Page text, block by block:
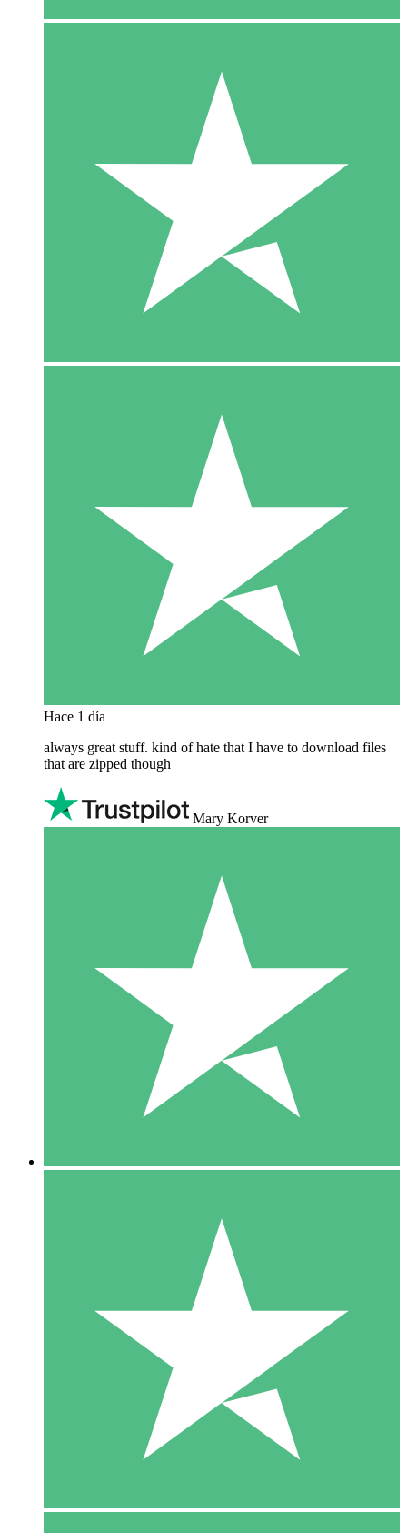
Hace 1 día
always great stuff. kind of hate that I have to download files
that are zipped though
Mary Korver